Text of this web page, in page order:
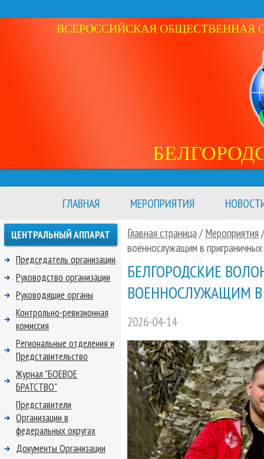
ВСЕРОССИЙСКАЯ ОБЩЕСТВЕННАЯ
ГЛАВНАЯ МЕРОПРИЯТИЯ
Главная страница/ Мероприятия
военнослужащим в
БЕЛГОРОДСКИЕ
ВОЕННОСЛУЖАЩИМ
2026-04-14
ЦЕНТРАЛЬНЫЙ АППАРАТ
Председатель организации
Руководство организации
Руководящие органы
Контрольно-ревизионная
комиссия
Региональные отделения и
Представительство
Журнал "БОЕВОЕ
БРАТСТВО"
Представители
Организации в
федеральных округах
Документы Организации